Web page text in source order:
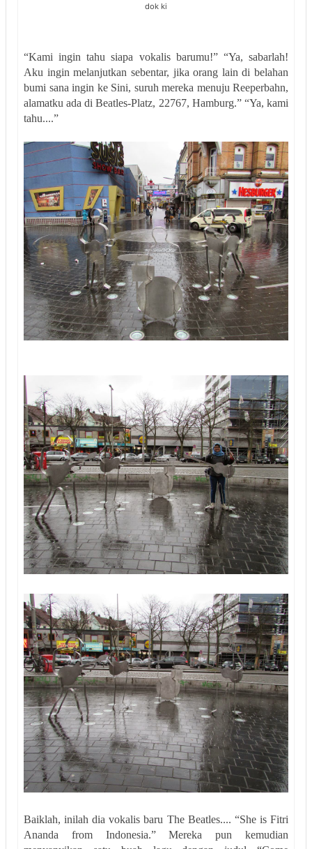
dok ki
“Kami ingin tahu siapa vokalis barumu!” “Ya, sabarlah!
Aku ingin melanjutkan sebentar, jika orang lain di belahan
bumi sana ingin ke Sini, suruh mereka menuju Reeperbahn,
alamatku ada di Beatles-Platz, 22767, Hamburg.” “Ya, kami
tahu....”
Baiklah, inilah dia vokalis baru The Beatles.... “She is Fitri
Ananda from Indonesia.” Mereka pun kemudian